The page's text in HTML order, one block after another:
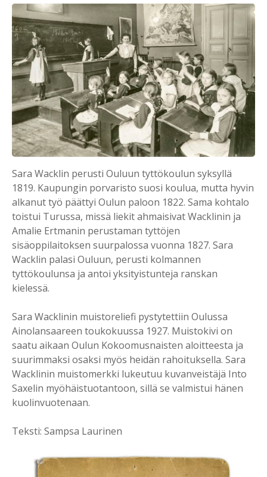
Sara Wacklin perusti Ouluun tyttökoulun syksyllä
1819. Kaupungin porvaristo suosi koulua, mutta hyvin
alkanut työ päättyi Oulun paloon 1822. Sama kohtalo
toistui Turussa, missä liekit ahmaisivat Wacklinin ja
Amalie Ertmanin perustaman tyttöjen
sisäoppilaitoksen suurpalossa vuonna 1827. Sara
Wacklin palasi Ouluun, perusti kolmannen
tyttökoulunsa ja antoi yksityistunteja ranskan
kielessä.
Sara Wacklinin muistoreliefi pystytettiin Oulussa
Ainolansaareen toukokuussa 1927. Muistokivi on
saatu aikaan Oulun Kokoomusnaisten aloitteesta ja
suurimmaksi osaksi myös heidän rahoituksella. Sara
Wacklinin muistomerkki lukeutuu kuvanveistäjä Into
Saxelin myöhäistuotantoon, sillä se valmistui hänen
kuolinvuotenaan.
Teksti: Sampsa Laurinen